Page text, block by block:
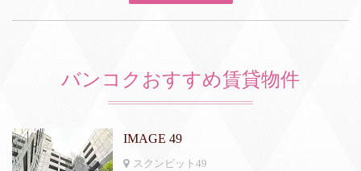
バンコクおすすめ賃貸物件
IMAGE 49
スクンビット49